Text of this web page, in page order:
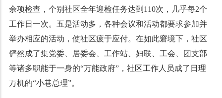
余项检查，个别社区全年迎检任务达到 110次，几乎每2个
工作日一次。五是活动多，各种会议和活动都要求参加并
举办相应的活动，使社区疲于应付。在如此窘境下，社区
俨然成了集党委、居委会、工作站、妇联、工会、团支部
等诸多职能于一身的“万能政府”，社区工作人员成了日理
万机的“小巷总理”。